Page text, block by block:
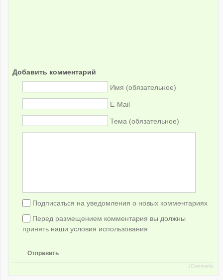
Добавить комментарий
Имя (обязательное)
E-Mail
Тема (обязательное)
Подписаться на уведомления о новых комментариях
Перед размещением комментария вы должны
принять наши условия использования
Отправить
JComments